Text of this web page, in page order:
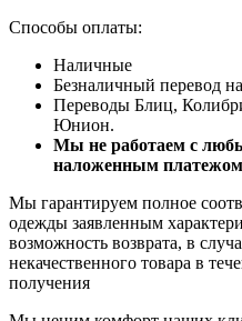
Способы оплаты:
Наличные
Безналичный перевод
Переводы Блиц,
Юнион.
Мы не работаем с
наложенным
Мы гарантируем полное
одежды заявленным
возможность возврата, в
некачественного товара в
получения